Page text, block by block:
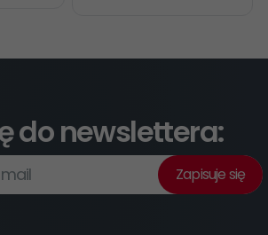
do newslettera:
Zapisuje się